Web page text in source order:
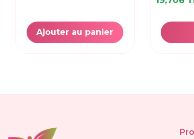
Ajouter au panier